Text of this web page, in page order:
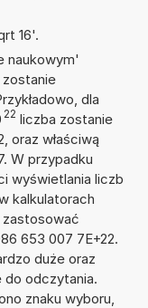
16'.
naukowym'
dla
22 liczba zostanie
oraz właściwą
W przypadku
wyświetlania liczb
kalkulatorach
653 007 7E+22.
duże oraz
do odczytania.
znaku wyboru,